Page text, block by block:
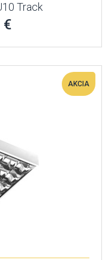
Track
€
AKCIA